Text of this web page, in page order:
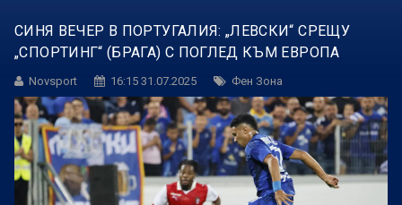
СИНЯ ВЕЧЕР В ПОРТУГАЛИЯ: „ЛЕВСКИ“ СРЕЩУ
„СПОРТИНГ“ (БРАГА) С ПОГЛЕД КЪМ ЕВРОПА
Novsport 16:15 31.07.2025 Фен Зона